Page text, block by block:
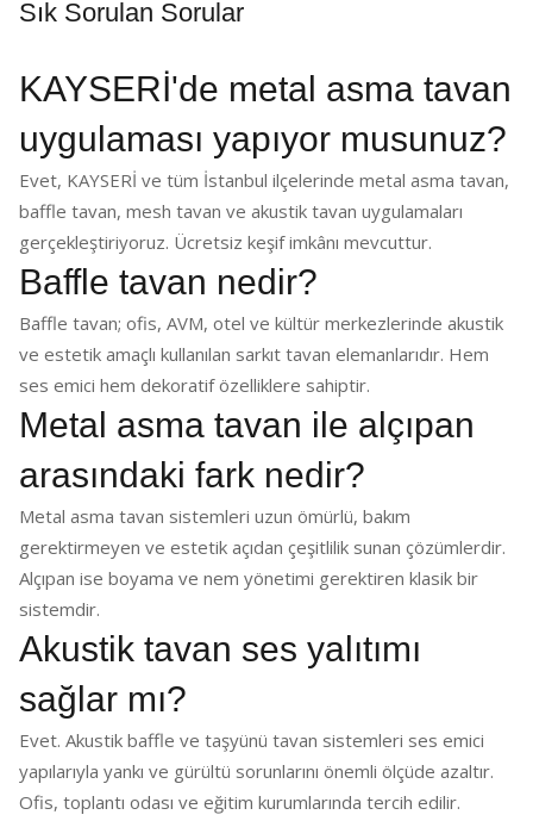
Sık Sorulan Sorular
KAYSERİ'de metal asma tavan
uygulaması yapıyor musunuz?
Evet, KAYSERİ ve tüm İstanbul ilçelerinde metal asma tavan,
baffle tavan, mesh tavan ve akustik tavan uygulamaları
gerçekleştiriyoruz. Ücretsiz keşif imkânı mevcuttur.
Baffle tavan nedir?
Baffle tavan; ofis, AVM, otel ve kültür merkezlerinde akustik
ve estetik amaçlı kullanılan sarkıt tavan elemanlarıdır. Hem
ses emici hem dekoratif özelliklere sahiptir.
Metal asma tavan ile alçıpan
arasındaki fark nedir?
Metal asma tavan sistemleri uzun ömürlü, bakım
gerektirmeyen ve estetik açıdan çeşitlilik sunan çözümlerdir.
Alçıpan ise boyama ve nem yönetimi gerektiren klasik bir
sistemdir.
Akustik tavan ses yalıtımı
sağlar mı?
Evet. Akustik baffle ve taşyünü tavan sistemleri ses emici
yapılarıyla yankı ve gürültü sorunlarını önemli ölçüde azaltır.
Ofis, toplantı odası ve eğitim kurumlarında tercih edilir.